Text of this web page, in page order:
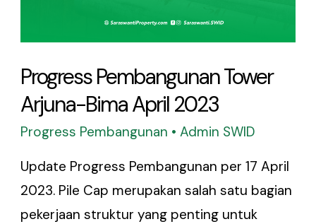
Progress Pembangunan Tower
Arjuna-Bima April 2023
Progress Pembangunan •Admin SWID
Update Progress Pembangunan per 17 April
2023. Pile Cap merupakan salah satu bagian
pekerjaan struktur yang penting untuk